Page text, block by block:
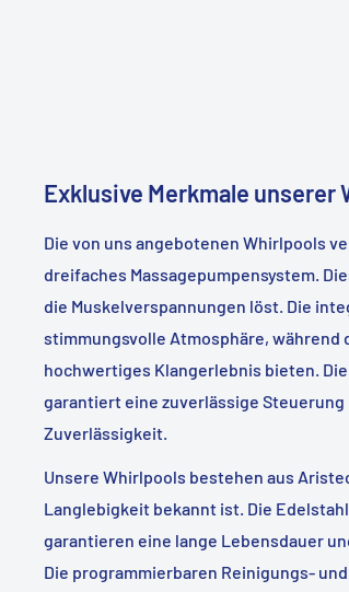
Exklusive Merkmale unserer
Die von uns angebotenen Whirlpools
dreifaches Massagepumpensystem.
die Muskelverspannungen löst. Die
stimmungsvolle Atmosphäre, während
hochwertiges Klangerlebnis bieten.
garantiert eine zuverlässige
Zuverlässigkeit.
Unsere Whirlpools bestehen aus
Langlebigkeit bekannt ist. Die
garantieren eine lange Lebensdauer
Die programmierbaren Reinigungs-